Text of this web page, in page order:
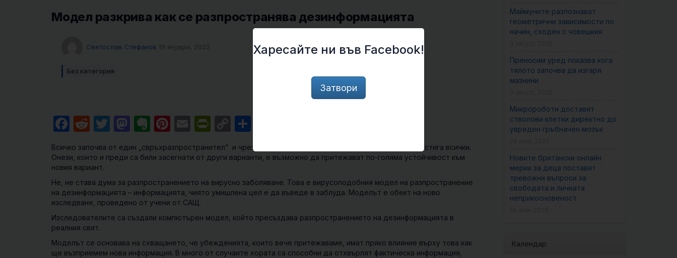
Модел разкрива как се разпространява дезинформацията
Светослав Стефанов 19 януари, 2022
Без категория
Facebook
RedditTwitter
Mastodon
Evernote
Pinterest
EmailPrintFriendly
Copy
Всичко започва от един „свръхразпространител“ и чрез разширяваща се мрежа от взаимодействия достига всички.
Онези, които и преди са били засегнати от други варианти, е възможно да притежават по-голяма устойчивост към
новия вариант.
Не, не става дума за разпространението на вирусно заболяване. Това е вирусоподобния модел на разпространение
на дезинформацията – информацията, чиято умишлена цел е да въведе в заблуда. Моделът е обект на ново
изследване, проведено от учени от САЩ.
Изследователите са създали компютърен модел, който пресъздава разпространението на дезинформацията в
реалния свят.
Моделът се основава на схващането, че убежденията, които вече притежаваме, имат пряко влияние върху това как
ще възприемем нова информация. В много от случаите хората са способни да отхвърлят фактическа информация,
Маймуните разпознават
геометрични зависимости по
начин, сходен с човешкия
Преносим уред показва кога
тялото започва да изгаря
мазнини
Микророботи доставят
стволови клетки директно до
увреден гръбначен мозък
Новите британски онлайн
мерки за деца поставят
тревожни въпроси за
свободата и личната
неприкосновеност
Календар
Харесайте ни във Facebook!
Затвори